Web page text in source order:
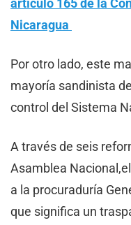
artículo 165 de la
Nicaragua
Por otro lado, este
mayoría sandinista
control del Sistema
A través de seis
Asamblea
a la procuraduría
que significa un